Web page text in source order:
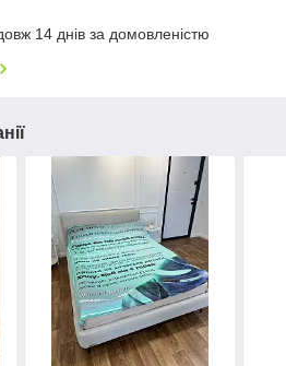
14 днів за домовленістю